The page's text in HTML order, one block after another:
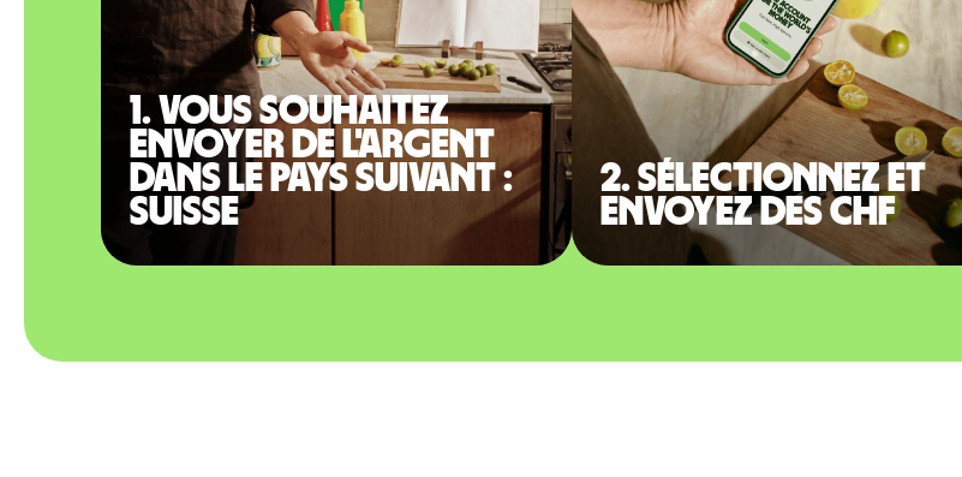
1. Vous souhaitez
envoyer de l'argent
dans le pays suivant :
Suisse
2. Sélectionnez et
envoyez des CHF